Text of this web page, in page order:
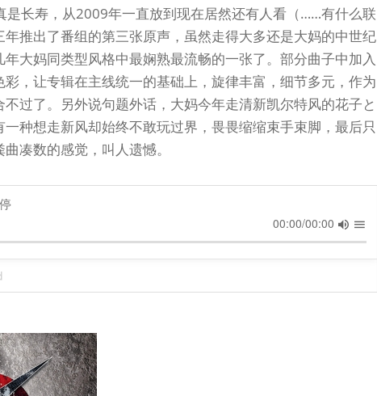
是长寿，从2009年一直放到现在居然还有人看（……有什么联
推出了番组的第三张原声，虽然走得大多还是大妈的中世纪
大妈同类型风格中最娴熟最流畅的一张了。部分曲子中加入
，让专辑在主线统一的基础上，旋律丰富，细节多元，作为
过了。另外说句题外话，大妈今年走清新凯尔特风的花子と
种想走新风却始终不敢玩过界，畏畏缩缩束手束脚，最后只
凑数的感觉，叫人遗憾。
00:00/00:00